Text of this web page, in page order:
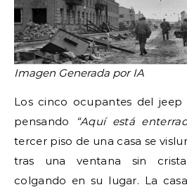
Imagen Generada por IA
Los cinco ocupantes del jeep
pensando
“Aquí está
tercer piso de una casa se
tras una ventana sin
colgando en su lugar. La